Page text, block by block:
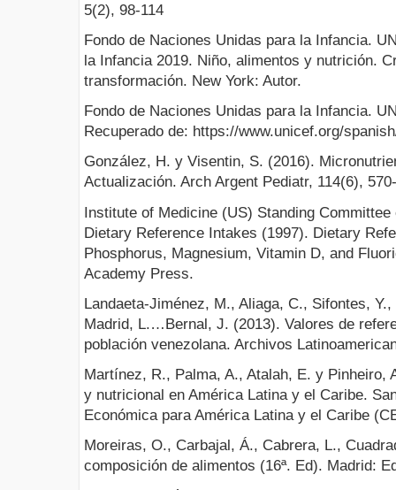
5(2), 98-114
Fondo de Naciones Unidas para la Infancia.
la Infancia 2019. Niño, alimentos y nutrición.
transformación. New York: Autor.
Fondo de Naciones Unidas para la Infancia.
Recuperado de: https://www.unicef.org/
González, H. y Visentin, S. (2016).
Actualización. Arch Argent Pediatr, 114(6),
Institute of Medicine (US) Standing
Dietary Reference Intakes (1997). Dietary
Phosphorus, Magnesium, Vitamin D, and
Academy Press.
Landaeta-Jiménez, M., Aliaga, C., Sifontes,
Madrid, L.…Bernal, J. (2013). Valores de
población venezolana. Archivos
Martínez, R., Palma, A., Atalah, E. y Pinheiro,
y nutricional en América Latina y el Caribe.
Económica para América Latina y el Caribe
Moreiras, O., Carbajal, Á., Cabrera, L.,
composición de alimentos (16ª. Ed). Madrid: